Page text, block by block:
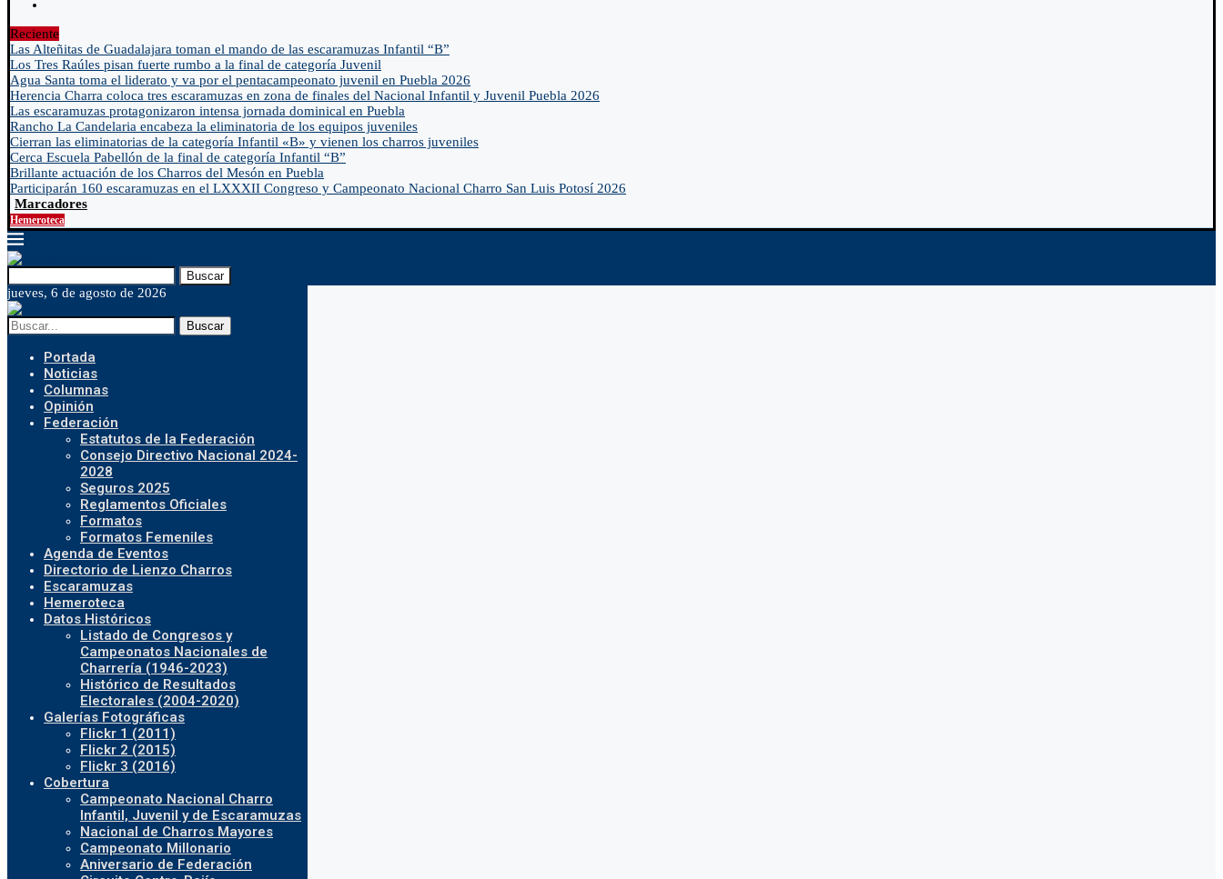
Reciente
Las Alteñitas de Guadalajara toman el mando de las escaramuzas Infantil “B”
Los Tres Raúles pisan fuerte rumbo a la final de categoría Juvenil
Agua Santa toma el liderato y va por el pentacampeonato juvenil en Puebla 2026
Herencia Charra coloca tres escaramuzas en zona de finales del Nacional Infantil y Juvenil Puebla 2026
Las escaramuzas protagonizaron intensa jornada dominical en Puebla
Rancho La Candelaria encabeza la eliminatoria de los equipos juveniles
Cierran las eliminatorias de la categoría Infantil «B» y vienen los charros juveniles
Cerca Escuela Pabellón de la final de categoría Infantil “B”
Brillante actuación de los Charros del Mesón en Puebla
Participarán 160 escaramuzas en el LXXXII Congreso y Campeonato Nacional Charro San Luis Potosí 2026
Marcadores
Hemeroteca
Buscar
jueves, 6 de agosto de 2026
Buscar
Portada
Noticias
Columnas
Opinión
Federación
Estatutos de la Federación
Consejo Directivo Nacional 2024-
2028
Seguros 2025
Reglamentos Oficiales
Formatos
Formatos Femeniles
Agenda de Eventos
Directorio de Lienzo Charros
Escaramuzas
Hemeroteca
Datos Históricos
Listado de Congresos y
Campeonatos Nacionales de
Charrería (1946-2023)
Histórico de Resultados
Electorales (2004-2020)
Galerías Fotográficas
Flickr 1 (2011)
Flickr 2 (2015)
Flickr 3 (2016)
Cobertura
Campeonato Nacional Charro
Infantil, Juvenil y de Escaramuzas
Nacional de Charros Mayores
Campeonato Millonario
Aniversario de Federación